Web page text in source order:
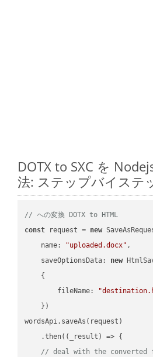
DOTX to SXC を
法: ステップバイステ
// への変換 DOTX to HTML
const request = new
name: "uploaded.docx" ,
saveOptionsData: new
    {
fileName:
    })
wordsApi.saveAs(request)
    .then(
( _result ) => {
// deal with the